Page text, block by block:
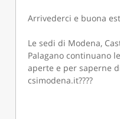
Arrivederci e buona
Le sedi di Modena,
Palagano continuano
aperte e per saperne
csimodena.it????